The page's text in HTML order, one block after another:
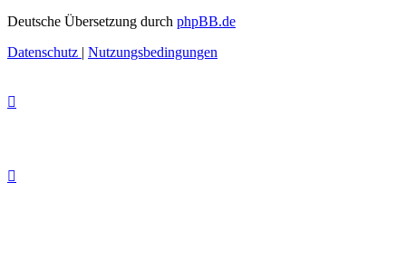
Deutsche Übersetzung durch phpBB.de
Datenschutz | Nutzungsbedingungen